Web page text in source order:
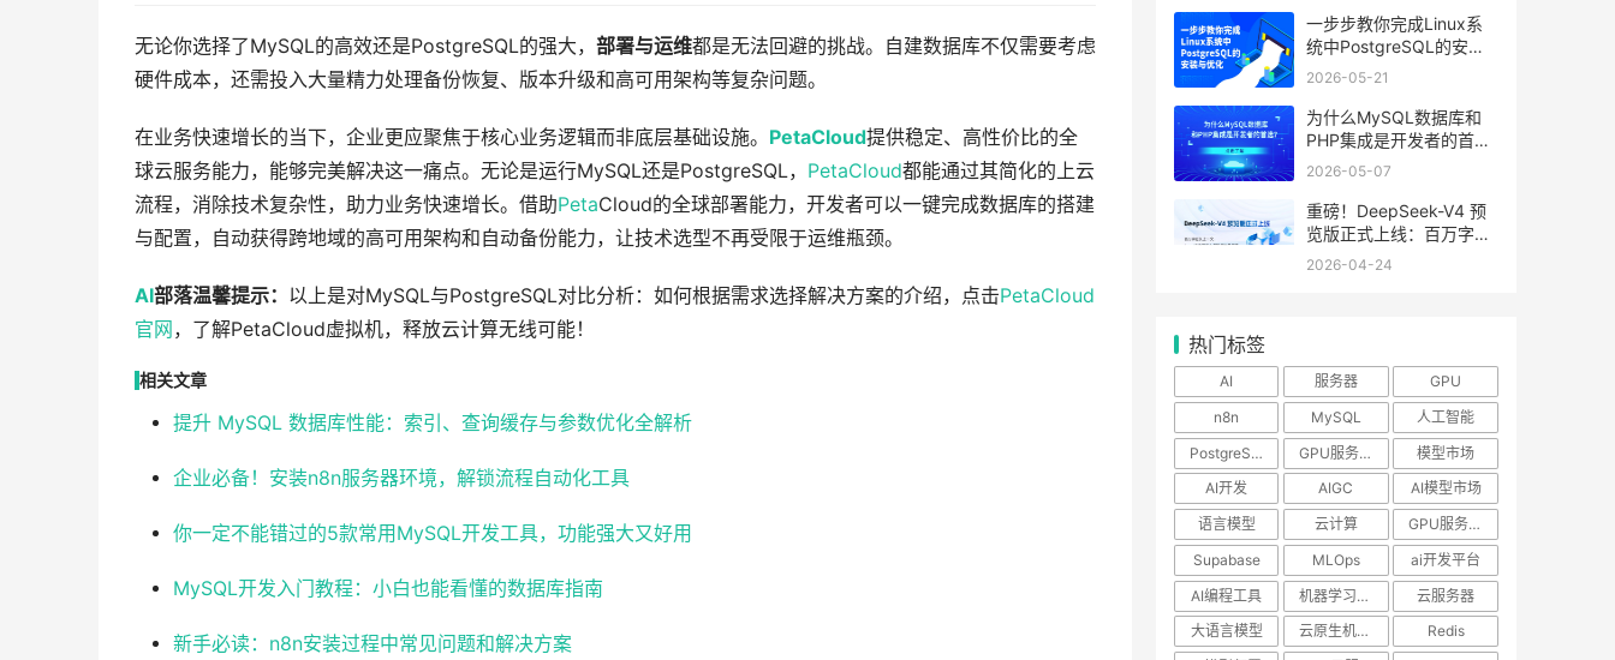
无论你选择了MySQL的高效还是PostgreSQL的强大， 部署与运维都是无法回避的挑战。自建数据库不仅需要考虑
硬件成本，还需投入大量精力处理备份恢复、版本升级和高可用架构等复杂问题。
在业务快速增长的当下，企业更应聚焦于核心业务逻辑而非底层基础设施。 PetaCloud提供稳定、高性价比的全
球云服务能力，能够完美解决这一痛点。无论是运行MySQL还是PostgreSQL， PetaCloud都能通过其简化的上云
流程，消除技术复杂性，助力业务快速增长。借助PetaCloud的全球部署能力，开发者可以一键完成数据库的搭建
与配置，自动获得跨地域的高可用架构和自动备份能力，让技术选型不再受限于运维瓶颈。
AI部落温馨提示： 以上是对MySQL与PostgreSQL对比分析：如何根据需求选择解决方案的介绍，点击PetaCloud
官网 ，了解PetaCloud虚拟机，释放云计算无线可能！
相关文章
提升 MySQL 数据库性能：索引、查询缓存与参数优化全解析
企业必备！安装n8n服务器环境，解锁流程自动化工具
你一定不能错过的5款常用MySQL开发工具，功能强大又好用
MySQL开发入门教程：小白也能看懂的数据库指南
新手必读：n8n安装过程中常见问题和解决方案
一步步教你完成Linux系
统中PostgreSQL的安装
与优化
2026-05-21
为什么MySQL数据库和
PHP集成是开发者的首
选？
2026-05-07
重磅！DeepSeek-V4 预
览版正式上线：百万字超
长上下文，Agent与推理
2026-04-24
热门标签
AI 服务器
GPU
n8n
MySQL
人工智能
PostgreSQL
GPU服务器
模型市场
AI开发
AIGC
AI模型市场
语言模型
云计算
GPU服务器租用
Supabase
MLOps
ai开发平台
AI编程工具
机器学习模型
云服务器
大语言模型
云原生机器学习
Redis